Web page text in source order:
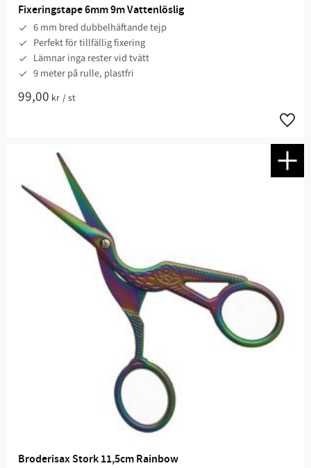
Fixeringstape 6mm 9m Vattenlöslig
6 mm bred dubbelhäftande tejp
Perfekt för tillfällig fixering
Lämnar inga rester vid tvätt
9 meter på rulle, plastfri
99,00 kr /st
Broderisax Stork 11,5cm Rainbow